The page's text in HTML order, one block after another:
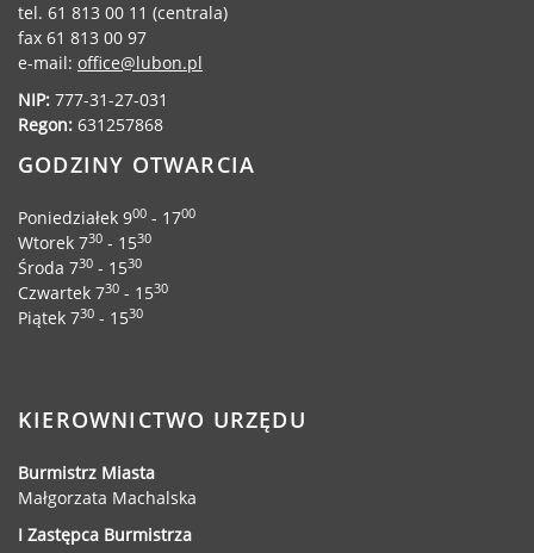
Śladami historii Lubonia
Gry miejskie
Komenda Straży Miejskiej Miasta
Komisariat Policji w Luboniu
LOSiR
Serwisy mapowe
Informator Miasta Luboń
Ogłoszenia o pracę
RADA MIASTA LUBOŃ
Portal Mieszkańca. Aktualne informacje
tel. 61 813 00 11 (centrala)
fax 61 813 00 97
e-mail: office@lubon.pl
NIP: 777-31-27-031
Regon: 631257868
GODZINY OTWARCIA
Poniedziałek 900 - 1700
Wtorek 730 - 1530
Środa 730 - 1530
Czwartek 730 - 1530
Piątek 730 - 1530
KIEROWNICTWO URZĘDU
Burmistrz Miasta
Małgorzata Machalska
I Zastępca Burmistrza